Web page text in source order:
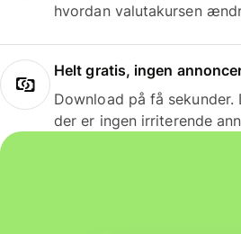
hvordan valutakursen
Helt gratis, ingen
Download på få
der er ingen irriterende